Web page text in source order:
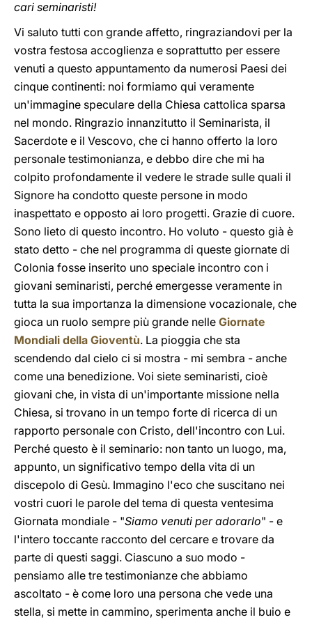
cari seminaristi!
Vi saluto tutti con grande affetto, ringraziandovi per la
vostra festosa accoglienza e soprattutto per essere
venuti a questo appuntamento da numerosi Paesi dei
cinque continenti: noi formiamo qui veramente
un'immagine speculare della Chiesa cattolica sparsa
nel mondo. Ringrazio innanzitutto il Seminarista, il
Sacerdote e il Vescovo, che ci hanno offerto la loro
personale testimonianza, e debbo dire che mi ha
colpito profondamente il vedere le strade sulle quali il
Signore ha condotto queste persone in modo
inaspettato e opposto ai loro progetti. Grazie di cuore.
Sono lieto di questo incontro. Ho voluto - questo già è
stato detto - che nel programma di queste giornate di
Colonia fosse inserito uno speciale incontro con i
giovani seminaristi, perché emergesse veramente in
tutta la sua importanza la dimensione vocazionale, che
gioca un ruolo sempre più grande nelle Giornate
Mondiali della Gioventù. La pioggia che sta
scendendo dal cielo ci si mostra - mi sembra - anche
come una benedizione. Voi siete seminaristi, cioè
giovani che, in vista di un'importante missione nella
Chiesa, si trovano in un tempo forte di ricerca di un
rapporto personale con Cristo, dell'incontro con Lui.
Perché questo è il seminario: non tanto un luogo, ma,
appunto, un significativo tempo della vita di un
discepolo di Gesù. Immagino l'eco che suscitano nei
vostri cuori le parole del tema di questa ventesima
Giornata mondiale - "Siamo venuti per adorarlo" - e
l'intero toccante racconto del cercare e trovare da
parte di questi saggi. Ciascuno a suo modo -
pensiamo alle tre testimonianze che abbiamo
ascoltato - è come loro una persona che vede una
stella, si mette in cammino, sperimenta anche il buio e